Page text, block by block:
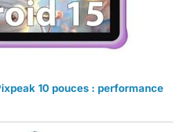
10 pouces : performance